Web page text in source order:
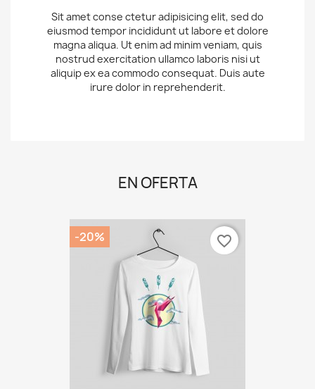
Sit amet conse ctetur adipisicing elit, sed do
eiusmod tempor incididunt ut labore et dolore
magna aliqua. Ut enim ad minim veniam, quis
nostrud exercitation ullamco laboris nisi ut
aliquip ex ea commodo consequat. Duis aute
irure dolor in reprehenderit.
EN OFERTA
-20% favorite_border